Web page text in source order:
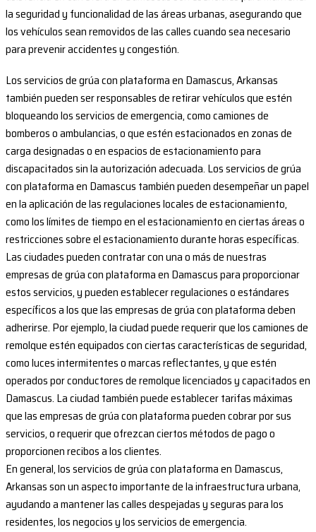
la seguridad y funcionalidad de las áreas urbanas, asegurando que
los vehículos sean removidos de las calles cuando sea necesario
para prevenir accidentes y congestión.
Los servicios de grúa con plataforma en Damascus, Arkansas
también pueden ser responsables de retirar vehículos que estén
bloqueando los servicios de emergencia, como camiones de
bomberos o ambulancias, o que estén estacionados en zonas de
carga designadas o en espacios de estacionamiento para
discapacitados sin la autorización adecuada. Los servicios de grúa
con plataforma en Damascus también pueden desempeñar un papel
en la aplicación de las regulaciones locales de estacionamiento,
como los límites de tiempo en el estacionamiento en ciertas áreas o
restricciones sobre el estacionamiento durante horas específicas.
Las ciudades pueden contratar con una o más de nuestras
empresas de grúa con plataforma en Damascus para proporcionar
estos servicios, y pueden establecer regulaciones o estándares
específicos a los que las empresas de grúa con plataforma deben
adherirse. Por ejemplo, la ciudad puede requerir que los camiones de
remolque estén equipados con ciertas características de seguridad,
como luces intermitentes o marcas reflectantes, y que estén
operados por conductores de remolque licenciados y capacitados en
Damascus. La ciudad también puede establecer tarifas máximas
que las empresas de grúa con plataforma pueden cobrar por sus
servicios, o requerir que ofrezcan ciertos métodos de pago o
proporcionen recibos a los clientes.
En general, los servicios de grúa con plataforma en Damascus,
Arkansas son un aspecto importante de la infraestructura urbana,
ayudando a mantener las calles despejadas y seguras para los
residentes, los negocios y los servicios de emergencia.